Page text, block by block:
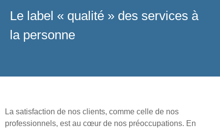
Le label « qualité » des services à
la personne
La satisfaction de nos clients, comme celle de nos
professionnels, est au cœur de nos préoccupations. En